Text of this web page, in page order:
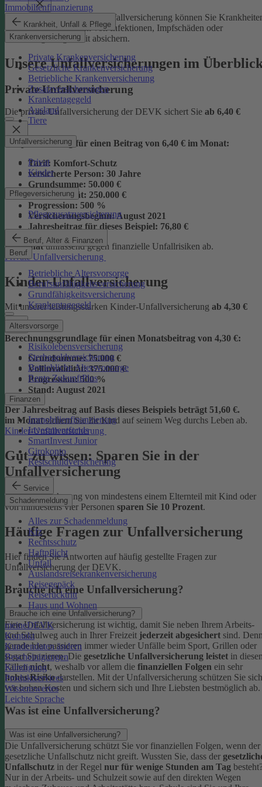
Immobilienfinanzierung
Krankheit, Unfall & Pflege
Krankenversicherung
Private Krankenversicherung
Gesetzliche Krankenversicherung
Betriebliche Krankenversicherung
Zusatzversicherungen
Krankentagegeld
Ausland
Tiere
Unfallversicherung
Privat
Kinder
Pflegeversicherung
Pflegezusatzversicherung
Beruf, Alter & Finanzen
Beruf
Betriebliche Altersvorsorge
Berufsunfähigkeitsversicherung
Grundfähigkeitsversicherung
Krankentagegeld
Altersvorsorge
Risikolebensversicherung
Sterbegeldversicherung
Betriebliche Altersvorsorge
Rente ZukunftPlus
Finanzen
Immobilienfinanzierung
Investmentfonds
SmartInvest Junior
Girokonto
Restschuldversicherung
Service
Schadenmeldung
Alles zur Schadenmeldung
Kfz
Rechtsschutz
Haftpflicht
Unfall
Auslandsreisekrankenversicherung
Reisegepäck
Reiserücktritt
Haus und Wohnen
meineDEVK
Kontakt
Kundendaten ändern
Bescheinigungen
Kündigung
Produktservices
Wissenswertes
Leichte Sprache
Mit der Junior-Plus-Unfallversicherung können Sie
sowie die Folgen von Infektionen, Impfschäden oder
Vergiftungen mit absichern.
Unsere Unfallversicherungen im
Private Unfallversicherung
Die private Unfallversicherung der DEVK sichert Sie ab 6,40 €
Beispielrechnung für einen Beitrag von 6,40 € im Monat:
Tarif: Komfort-Schutz
versicherte Person: 30 Jahre
Grundsumme: 50.000 €
Vollinvalidität: 250.000 €
Progression: 500 %
Versicherungsbeginn:August 2021
Jahresbeitrag für dieses Beispiel: 76,80 €
im Monatumfassend gegen finanzielle Unfallrisiken ab.
Private Unfallversicherung
Kinder-Unfallversicherung
Mit unserer leistungsstarken Kinder-Unfallversicherung ab 4,30 €
Berechnungsgrundlage für einen Monatsbeitrag von 4,30 €:
Grundsumme:75.000 €
Vollinvalidität:375.000 €
Progression:500 %
Stand: August 2021
Der Jahresbeitrag auf Basis dieses Beispiels beträgt 51,60 €.
im Monatsichern Sie Ihr Kind auf seinem Weg durchs Leben ab.
Kinder-Unfallversicherung
Gut zu wissen: Sparen Sie in der
Unfallversicherung
Bei der Versicherung von mindestens einem Elternteil mit Kind oder
von mindestens vier Personen sparen Sie 10 Prozent.
Häufige Fragen zur Unfallversicherung
Hier finden Sie Antworten auf häufig gestellte Fragen zur
Unfallversicherung der DEVK.
Brauche ich eine Unfallversicherung?
Brauche ich eine Unfallversicherung?
Eine Unfallversicherung ist wichtig, damit Sie neben Ihrem Arbeits-
und Schulweg auch in Ihrer Freizeit jederzeit abgesichert sind.
gerade hier passieren immer wieder Unfälle beim Sport, Grillen oder
sogar Spazieren. Die gesetzliche Unfallversicherung leistet in
Fällennicht, weshalb vor allem die finanziellen Folgen ein sehr
hohes Risikodarstellen. Mit der Unfallversicherung schützen Sie sich
vor hohen Kosten und sichern sich und Ihre Liebsten bestmöglich ab.
Was ist eine Unfallversicherung?
Was ist eine Unfallversicherung?
Die Unfallversicherung schützt Sie vor finanziellen Folgen, wenn der
gesetzliche Unfallschutz nicht greift. Wussten Sie, dass der
Unfallschutz in der Regel nur für wenige Stunden am Tag
Nur in der Arbeits- und Schulzeit sowie auf den direkten Wegen